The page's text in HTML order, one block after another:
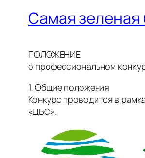
Самая зеленая
ПОЛОЖЕНИЕ
о профессиональном
1. Общие положения
Конкурс проводится в
«ЦБС».